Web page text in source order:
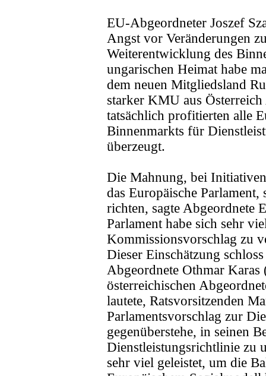
EU-Abgeordneter Joszef
Angst vor Veränderungen
Weiterentwicklung des
ungarischen Heimat habe
dem neuen Mitgliedsland
starker KMU aus
tatsächlich profitierten alle
Binnenmarkts für
überzeugt.
Die Mahnung, bei
das Europäische
richten, sagte Abgeordnete
Parlament habe sich sehr
Kommissionsvorschlag zu
Dieser Einschätzung
Abgeordnete Othmar
österreichischen
lautete, Ratsvorsitzenden
Parlamentsvorschlag zur
gegenüberstehe, in seinen
Dienstleistungsrichtlinie zu
sehr viel geleistet, um die